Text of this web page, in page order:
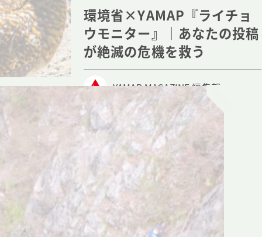
環境省×YAMAP『ライチョ
ウモニター』｜あなたの投稿
が絶滅の危機を救う
YAMAP MAGAZINE 編集部